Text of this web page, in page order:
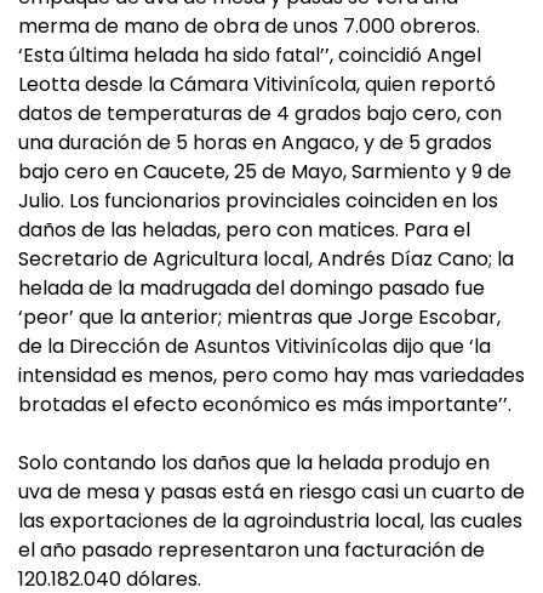
merma de mano de obra de unos 7.000 obreros.
‘Esta última helada ha sido fatal’’, coincidió Angel
Leotta desde la Cámara Vitivinícola, quien reportó
datos de temperaturas de 4 grados bajo cero, con
una duración de 5 horas en Angaco, y de 5 grados
bajo cero en Caucete, 25 de Mayo, Sarmiento y 9 de
Julio. Los funcionarios provinciales coinciden en los
daños de las heladas, pero con matices. Para el
Secretario de Agricultura local, Andrés Díaz Cano; la
helada de la madrugada del domingo pasado fue
‘peor’ que la anterior; mientras que Jorge Escobar,
de la Dirección de Asuntos Vitivinícolas dijo que ‘la
intensidad es menos, pero como hay mas variedades
brotadas el efecto económico es más importante’’.
Solo contando los daños que la helada produjo en
uva de mesa y pasas está en riesgo casi un cuarto de
las exportaciones de la agroindustria local, las cuales
el año pasado representaron una facturación de
120.182.040 dólares.